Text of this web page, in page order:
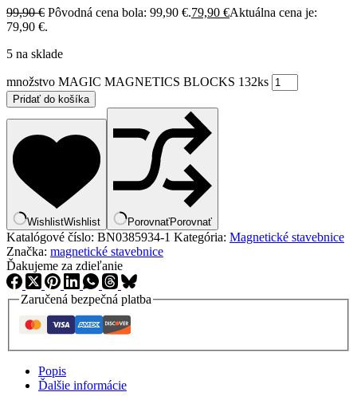
99,90€ Pôvodná cena bola: 99,90 €.79,90 €Aktuálna cena je:
79,90 €.
5 na sklade
množstvo MAGIC MAGNETICS BLOCKS 132ks
Pridať do košíka
WishlistWishlist PorovnaťPorovnať
Katalógové číslo: BN0385934-1 Kategória: Magnetické stavebnice
Značka: magnetické stavebnice
Ďakujeme za zdieľanie
Zaručená bezpečná platba
Popis
Ďalšie informácie